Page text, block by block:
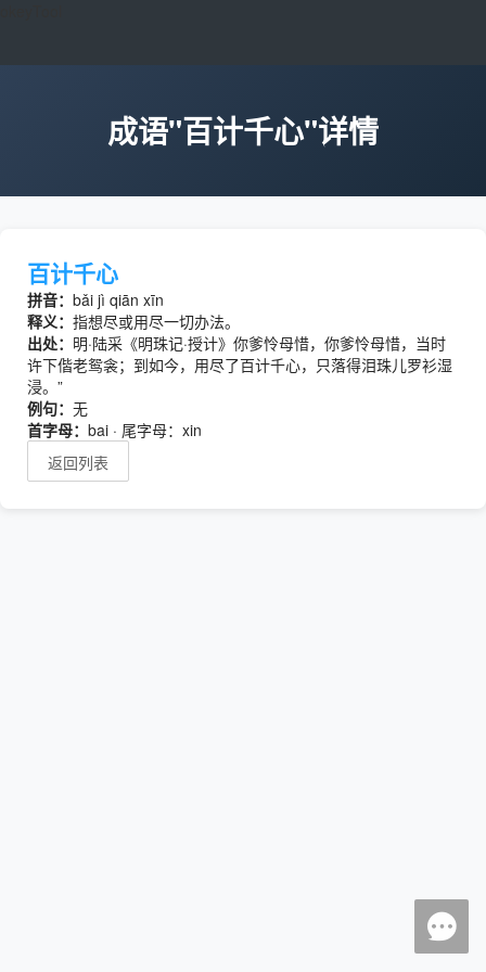
成语"百计千心"详情
百计千心
拼音： bǎi jì qiān xīn
释义： 指想尽或用尽一切办法。
出处： 明·陆采《明珠记·授计》你爹怜母惜，你爹怜母惜，当时
许下偕老鸳衾；到如今，用尽了百计千心，只落得泪珠儿罗衫湿
浸。”
例句： 无
首字母： bai · 尾字母：xin
返回列表